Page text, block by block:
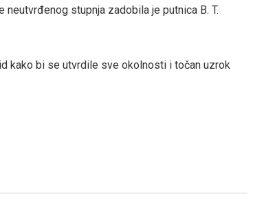
stupnja zadobila je putnica B. T.
kako bi se utvrdile sve okolnosti i točan uzrok